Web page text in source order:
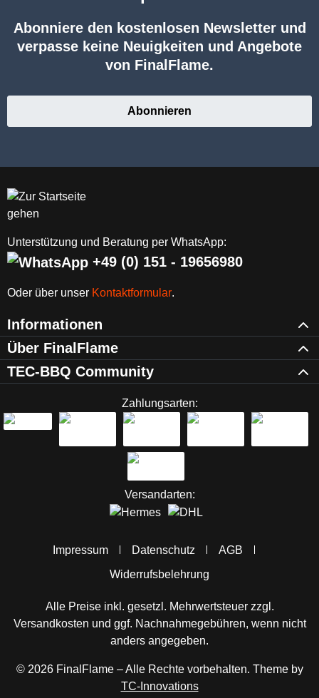
Abonniere den kostenlosen Newsletter und
verpasse keine Neuigkeiten und Angebote
von FinalFlame.
Abonnieren
Unterstützung und Beratung per WhatsApp:
+49 (0) 151 - 19656980
Oder über unser Kontaktformular.
Informationen
Über FinalFlame
TEC-BBQ Community
Zahlungsarten:
Versandarten:
Impressum Datenschutz
AGB
Widerrufsbelehrung
Alle Preise inkl. gesetzl. Mehrwertsteuer zzgl.
Versandkosten und ggf. Nachnahmegebühren, wenn nicht
anders angegeben.
© 2026 FinalFlame – Alle Rechte vorbehalten. Theme by
TC-Innovations